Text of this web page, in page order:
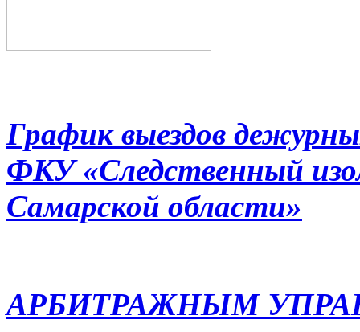
График выездов
ФКУ «Следственный
Самарской области»
АРБИТРАЖНЫМ